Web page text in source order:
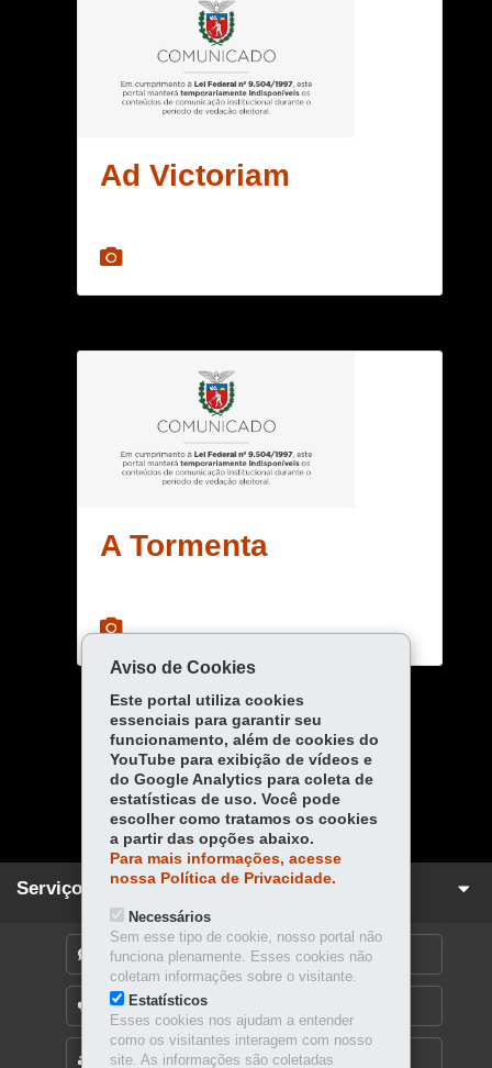
Ad Victoriam
A Tormenta
Carregar mais
Serviços para você!
MAPA DO SITE
DENUNCIE CORRUPÇÃO
OUVIDORIA
Aviso de Cookies
Este portal utiliza cookies
essenciais para garantir seu
funcionamento, além de cookies do
YouTube para exibição de vídeos e
do Google Analytics para coleta de
estatísticas de uso. Você pode
escolher como tratamos os cookies
a partir das opções abaixo.
Para mais informações, acesse
nossa Política de Privacidade.
Necessários
Sem esse tipo de cookie, nosso portal não
funciona plenamente. Esses cookies não
coletam informações sobre o visitante.
Estatísticos
Esses cookies nos ajudam a entender
como os visitantes interagem com nosso
site. As informações são coletadas